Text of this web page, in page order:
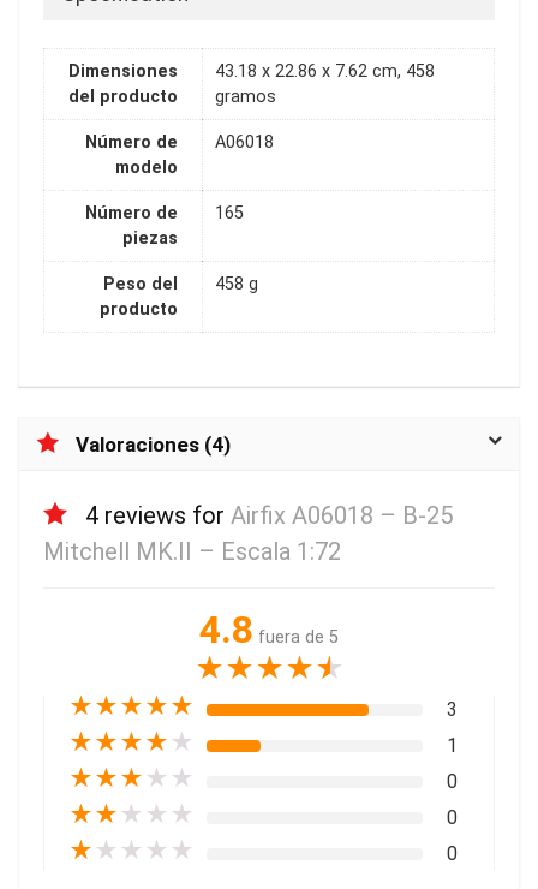
Dimensiones
del producto
43.18 x 22.86 x 7.62 cm, 458
gramos
Número de
modelo
A06018
Número de
piezas
165
Peso del
producto
458 g
Valoraciones (4)
4 reviews for Airfix A06018 – B-25
Mitchell MK.II – Escala 1:72
4.8 fuera de 5
★★★★★
★★★★★ 3
★★★★ ★ 1
★★★ ★ ★ 0
★★ ★ ★ ★ 0
★ ★ ★ ★ ★ 0